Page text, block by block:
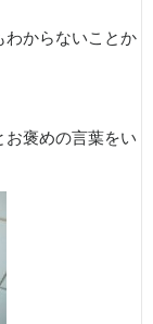
わからないことか
お褒めの言葉をい